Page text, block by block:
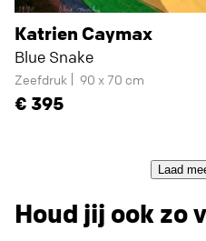
Katrien Caymax
Blue Snake
Zeefdruk 90 x 70 cm
395
Laad
Houd jij ook zo